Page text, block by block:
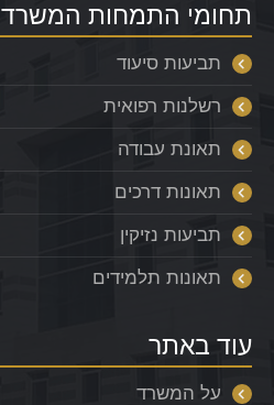
תחומי התמחות המשרד
תביעות סיעוד
רשלנות רפואית
תאונת עבודה
תאונות דרכים
תביעות נזיקין
תאונות תלמידים
עוד באתר
על המשרד